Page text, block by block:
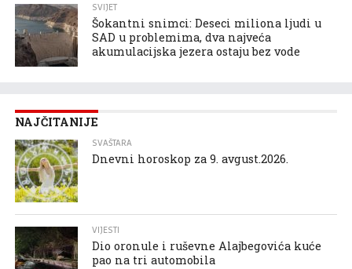
SVIJET
Šokantni snimci: Deseci miliona ljudi u
SAD u problemima, dva najveća
akumulacijska jezera ostaju bez vode
NAJČITANIJE
SVAŠTARA
Dnevni horoskop za 9. avgust.2026.
VIJESTI
Dio oronule i ruševne Alajbegovića kuće
pao na tri automobila